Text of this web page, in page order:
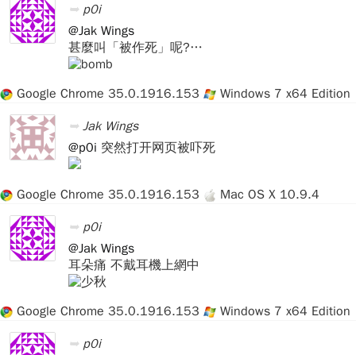
p0i
@Jak Wings
甚麼叫「被作死」呢?…
Google Chrome 35.0.1916.153 Windows 7 x64 Edition
Jak Wings
@p0i 突然打开网页被吓死
Google Chrome 35.0.1916.153 Mac OS X 10.9.4
p0i
@Jak Wings
耳朵痛 不戴耳機上網中
Google Chrome 35.0.1916.153 Windows 7 x64 Edition
p0i